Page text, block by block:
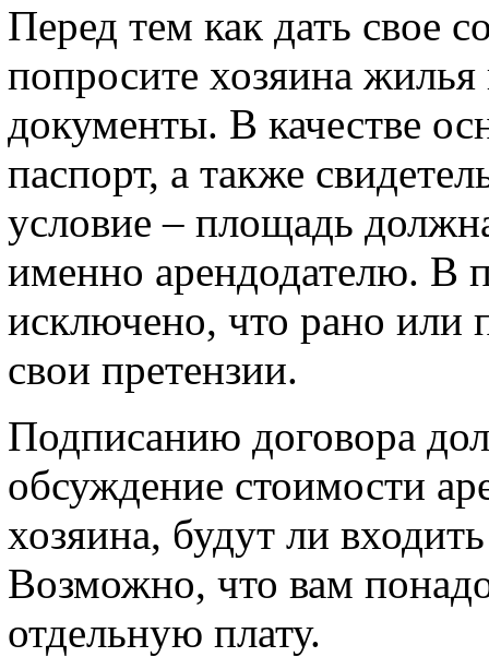
Перед тем как дать свое
попросите хозяина
документы. В качестве
паспорт, а также
условие – площадь
именно арендодателю. В
исключено, что рано или
свои претензии.
Подписанию договора
обсуждение стоимости
хозяина, будут ли
Возможно, что вам
отдельную плату.